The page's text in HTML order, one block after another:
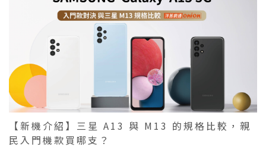
【新機介紹】三星 A13 與 M13 的規格比較，親
民入門機款買哪支？